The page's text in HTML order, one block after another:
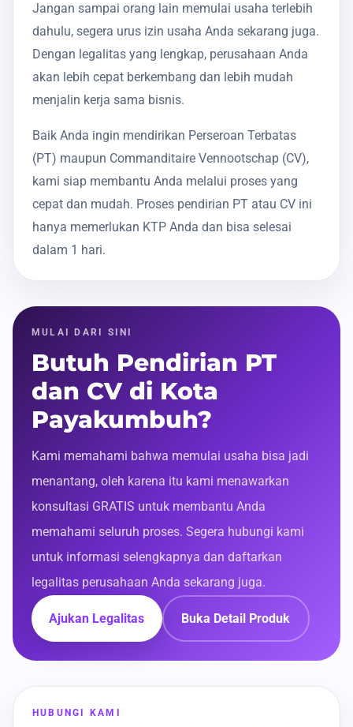
Jangan sampai orang lain memulai usaha terlebih
dahulu, segera urus izin usaha Anda sekarang juga.
Dengan legalitas yang lengkap, perusahaan Anda
akan lebih cepat berkembang dan lebih mudah
menjalin kerja sama bisnis.
Baik Anda ingin mendirikan Perseroan Terbatas
(PT) maupun Commanditaire Vennootschap (CV),
kami siap membantu Anda melalui proses yang
cepat dan mudah. Proses pendirian PT atau CV ini
hanya memerlukan KTP Anda dan bisa selesai
dalam 1 hari.
MULAI DARI SINI
Butuh Pendirian PT
dan CV di Kota
Payakumbuh?
Kami memahami bahwa memulai usaha bisa jadi
menantang, oleh karena itu kami menawarkan
konsultasi GRATIS untuk membantu Anda
memahami seluruh proses. Segera hubungi kami
untuk informasi selengkapnya dan daftarkan
legalitas perusahaan Anda sekarang juga.
Ajukan Legalitas Buka Detail Produk
HUBUNGI KAMI